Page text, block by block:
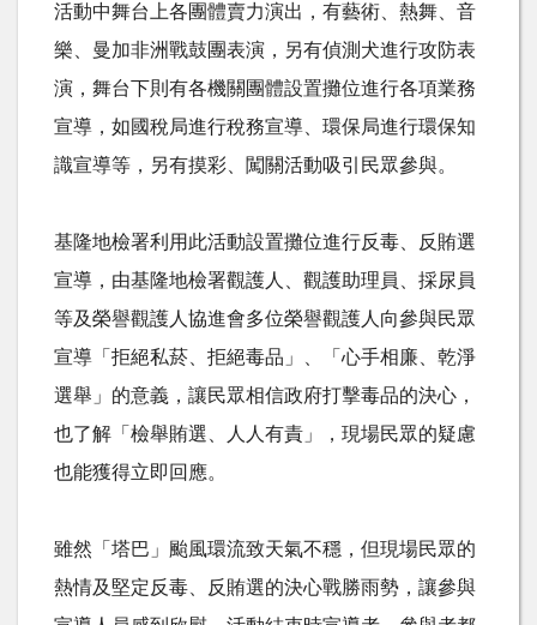
活動中舞台上各團體賣力演出，有藝術、熱舞、音
樂、曼加非洲戰鼓團表演，另有偵測犬進行攻防表
演，舞台下則有各機關團體設置攤位進行各項業務
宣導，如國稅局進行稅務宣導、環保局進行環保知
識宣導等，另有摸彩、闖關活動吸引民眾參與。
基隆地檢署利用此活動設置攤位進行反毒、反賄選
宣導，由基隆地檢署觀護人、觀護助理員、採尿員
等及榮譽觀護人協進會多位榮譽觀護人向參與民眾
宣導「拒絕私菸、拒絕毒品」、「心手相廉、乾淨
選舉」的意義，讓民眾相信政府打擊毒品的決心，
也了解「檢舉賄選、人人有責」，現場民眾的疑慮
也能獲得立即回應。
雖然「塔巴」颱風環流致天氣不穩，但現場民眾的
熱情及堅定反毒、反賄選的決心戰勝雨勢，讓參與